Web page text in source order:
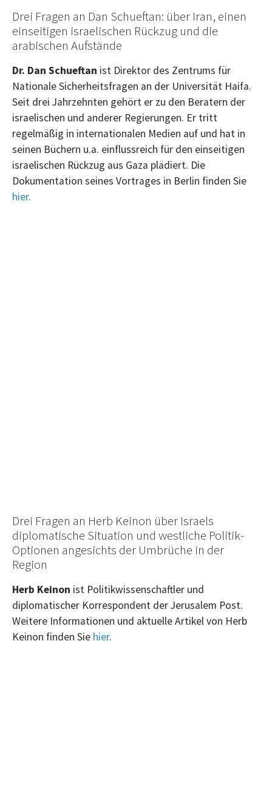
Drei Fragen an Dan Schueftan: über Iran, einen
einseitigen israelischen Rückzug und die
arabischen Aufstände
Dr. Dan Schueftan ist Direktor des Zentrums für
Nationale Sicherheitsfragen an der Universität Haifa.
Seit drei Jahrzehnten gehört er zu den Beratern der
israelischen und anderer Regierungen. Er tritt
regelmäßig in internationalen Medien auf und hat in
seinen Büchern u.a. einflussreich für den einseitigen
israelischen Rückzug aus Gaza plädiert. Die
Dokumentation seines Vortrages in Berlin finden Sie
hier.
Drei Fragen an Herb Keinon über Israels
diplomatische Situation und westliche Politik-
Optionen angesichts der Umbrüche in der
Region
Herb Keinon ist Politikwissenschaftler und
diplomatischer Korrespondent der Jerusalem Post.
Weitere Informationen und aktuelle Artikel von Herb
Keinon finden Sie hier.